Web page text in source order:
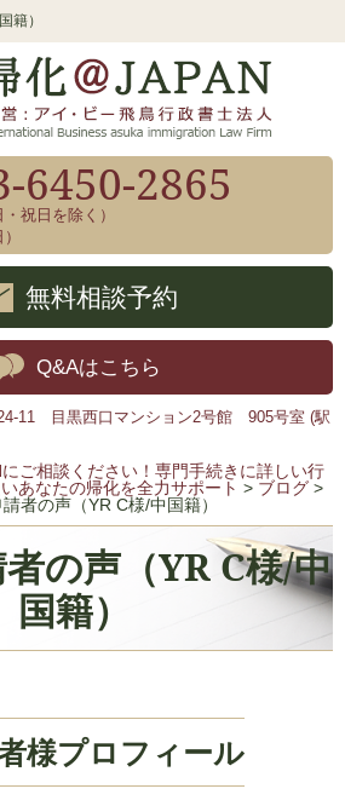
籍）
6450-2865
祝日を除く）
無料相談予約
Q&Aはこちら
11 目黒西口マンション2号館 905号室 (駅
ご相談ください！専門手続きに詳しい行
あなたの帰化を全力サポート > ブログ >
者の声（YR C様/中国籍）
の声（YR C様/中
国籍）
様プロフィール